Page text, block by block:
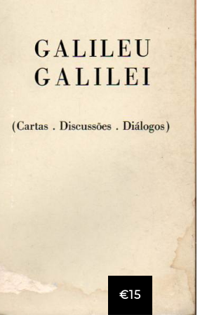
€15